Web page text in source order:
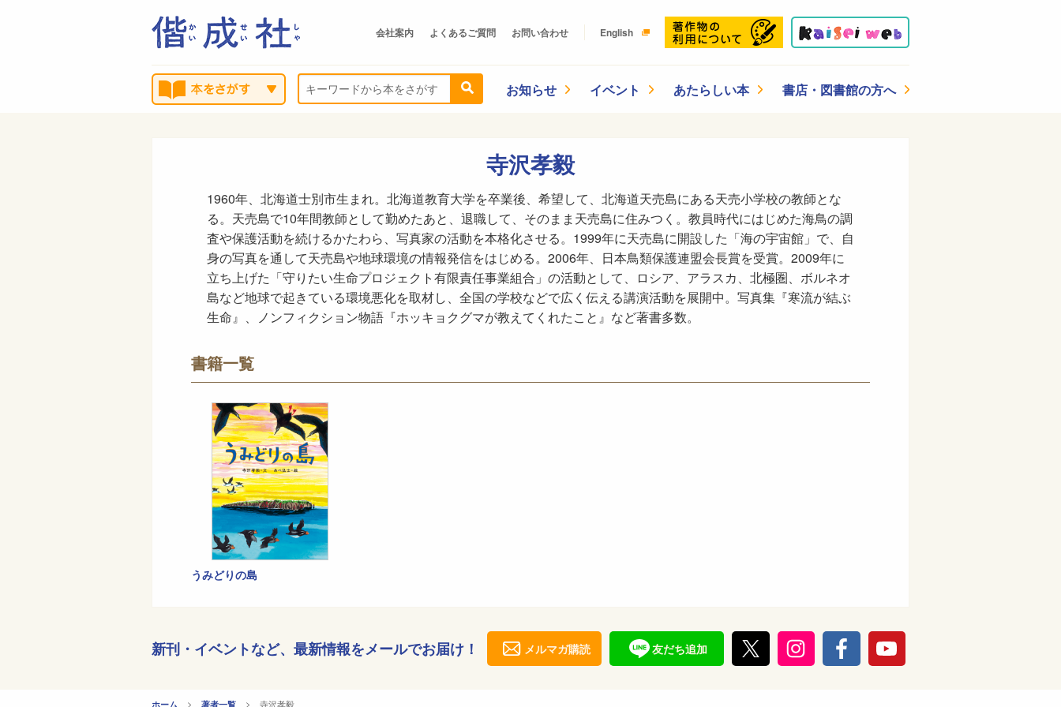
会社案内 よくあるご質問 お問い合わせ English
お知らせ イベント あたらしい本 書店・図書館の方へ
寺沢孝毅
1960年、北海道士別市生まれ。北海道教育大学を卒業後、希望して、北海道天売島にある天売小学校の教師とな
る。天売島で10年間教師として勤めたあと、退職して、そのまま天売島に住みつく。教員時代にはじめた海鳥の調
査や保護活動を続けるかたわら、写真家の活動を本格化させる。1999年に天売島に開設した「海の宇宙館」で、自
身の写真を通して天売島や地球環境の情報発信をはじめる。2006年、日本鳥類保護連盟会長賞を受賞。2009年に
立ち上げた「守りたい生命プロジェクト有限責任事業組合」の活動として、ロシア、アラスカ、北極圏、ボルネオ
島など地球で起きている環境悪化を取材し、全国の学校などで広く伝える講演活動を展開中。写真集『寒流が結ぶ
生命』、ノンフィクション物語『ホッキョクグマが教えてくれたこと』など著書多数。
書籍一覧
うみどりの島
新刊・イベントなど、 最新情報をメールでお届け！ メルマガ購読 友だち追加
ホーム 著者一覧 CURRENT:
寺沢孝毅